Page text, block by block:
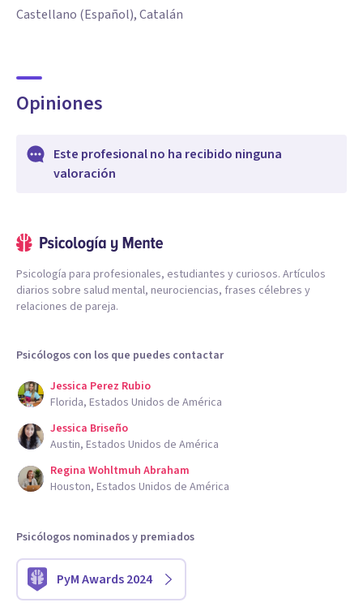
Castellano (Español), Catalán
Opiniones
Este profesional no ha recibido ninguna
valoración
Psicología para profesionales, estudiantes y curiosos. Artículos
diarios sobre salud mental, neurociencias, frases célebres y
relaciones de pareja.
Psicólogos con los que puedes contactar
Jessica Perez Rubio
Florida, Estados Unidos de América
Jessica Briseño
Austin, Estados Unidos de América
Regina Wohltmuh Abraham
Houston, Estados Unidos de América
Psicólogos nominados y premiados
PyM Awards 2024